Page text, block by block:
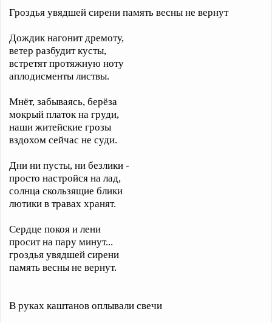
Гроздья увядшей сирени память весны не вернут
Дождик нагонит дремоту,
ветер разбудит кусты,
встретят протяжную ноту
аплодисменты листвы.
Мнёт, забываясь, берёза
мокрый платок на груди,
наши житейские грозы
вздохом сейчас не суди.
Дни ни пусты, ни безлики -
просто настройся на лад,
солнца скользящие блики
лютики в травах хранят.
Сердце покоя и лени
просит на пару минут...
гроздья увядшей сирени
память весны не вернут.
В руках каштанов оплывали свечи